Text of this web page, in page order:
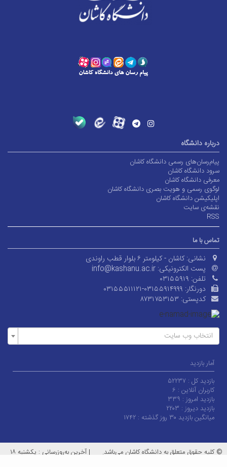
درباره دانشگاه
پیام‌رسان‌های رسمی دانشگاه کاشان
سرود دانشگاه کاشان
معرفی دانشگاه کاشان
لوگوی رسمی و هویت بصری دانشگاه کاشان
اپلیکیشن دانشگاه کاشان
نقشه‌ی سایت
RSS
تماس با ما
نشانی: کاشان - کیلومتر ۶ بلوار قطب راوندی
پست الکترونیکی: info@kashanu.ac.ir
تلفن: ۰۳۱۵۵۹۱۹
دورنگار: ۰۳۱۵۵۵۱۱۱۲۱-۰۳۱۵۵۹۱۴۹۹۹
کدپستی: ۸۷۳۱۷۵۳۱۵۳
انتخاب وب سایت
آمار بازدید
بازدید کل : ۵۲۲۳۷
کاربران آنلاین : ۶
بازدید امروز : ۳۳۹
بازدید دیروز : ۲۲۰۳
میانگین بازدید ۳۰ روز گذشته :
۱۷۴۲
© کلیه حقوق متعلق به دانشگاه کاشان می‌باشد. |
آخرین به‌روزرسانی : یکشنبه ۱۸